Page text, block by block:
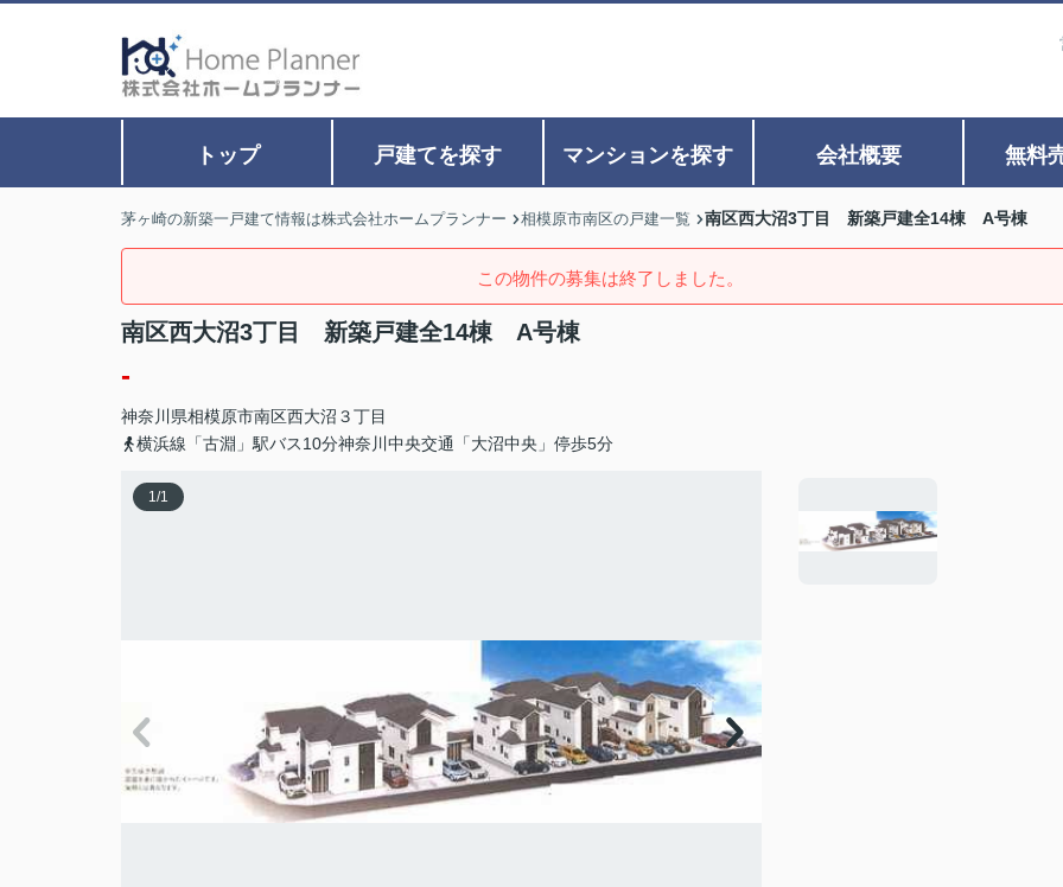
トップ 戸建てを探す マンションを探す 会社概要 無料
茅ヶ崎の新築一戸建て情報は株式会社ホームプランナー 相模原市南区の戸建一覧 南区西大沼3丁目 新築戸建全14棟 A号棟
この物件の募集は終了しました。
南区西大沼3丁目 新築戸建全14棟 A号棟
-
神奈川県相模原市南区西大沼 ３丁目
横浜線「古淵」駅バス10分神奈川中央交通「大沼中央」停歩5分
1/1